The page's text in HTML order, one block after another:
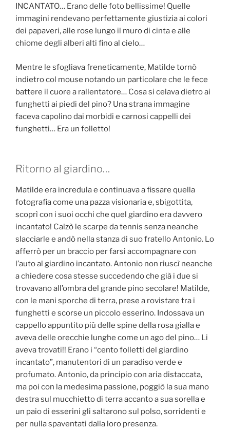
INCANTATO… Erano delle foto bellissime! Quelle
immagini rendevano perfettamente giustizia ai colori
dei papaveri, alle rose lungo il muro di cinta e alle
chiome degli alberi alti fino al cielo…
Mentre le sfogliava freneticamente, Matilde tornò
indietro col mouse notando un particolare che le fece
battere il cuore a rallentatore… Cosa si celava dietro ai
funghetti ai piedi del pino? Una strana immagine
faceva capolino dai morbidi e carnosi cappelli dei
funghetti… Era un folletto!
Ritorno al giardino…
Matilde era incredula e continuava a fissare quella
fotografia come una pazza visionaria e, sbigottita,
scoprì con i suoi occhi che quel giardino era davvero
incantato! Calzò le scarpe da tennis senza neanche
slacciarle e andò nella stanza di suo fratello Antonio. Lo
afferrò per un braccio per farsi accompagnare con
l’auto al giardino incantato. Antonio non riuscì neanche
a chiedere cosa stesse succedendo che già i due si
trovavano all’ombra del grande pino secolare! Matilde,
con le mani sporche di terra, prese a rovistare tra i
funghetti e scorse un piccolo esserino. Indossava un
cappello appuntito più delle spine della rosa gialla e
aveva delle orecchie lunghe come un ago del pino… Li
aveva trovati!! Erano i “cento folletti del giardino
incantato”, manutentori di un paradiso verde e
profumato. Antonio, da principio con aria distaccata,
ma poi con la medesima passione, poggiò la sua mano
destra sul mucchietto di terra accanto a sua sorella e
un paio di esserini gli saltarono sul polso, sorridenti e
per nulla spaventati dalla loro presenza.